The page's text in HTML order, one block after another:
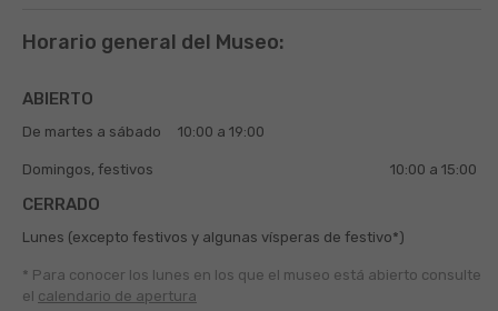
Horario general del Museo:
ABIERTO
De martes a sábado 10:00 a 19:00
Domingos, festivos 10:00 a 15:00
CERRADO
Lunes (excepto festivos y algunas vísperas de festivo*)
* Para conocer los lunes en los que el museo está abierto consulte
el calendario de apertura